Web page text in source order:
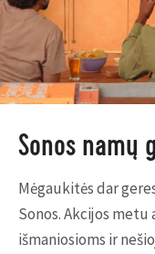
Sonos namų
Mėgaukitės dar
Sonos. Akcijos
išmaniosioms ir